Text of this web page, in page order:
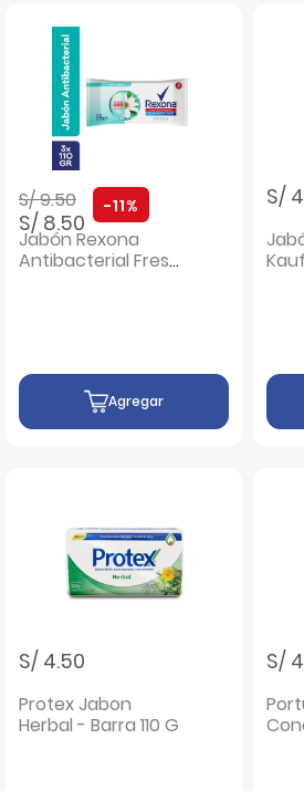
Precio rebajado de
S/ 9.50a
S/ 8.50
-11%
Jabón Rexona
Antibacterial Fresh
Agregar
S/
S/ 4.50
Protex Jabon
Herbal - Barra 110 G
S/